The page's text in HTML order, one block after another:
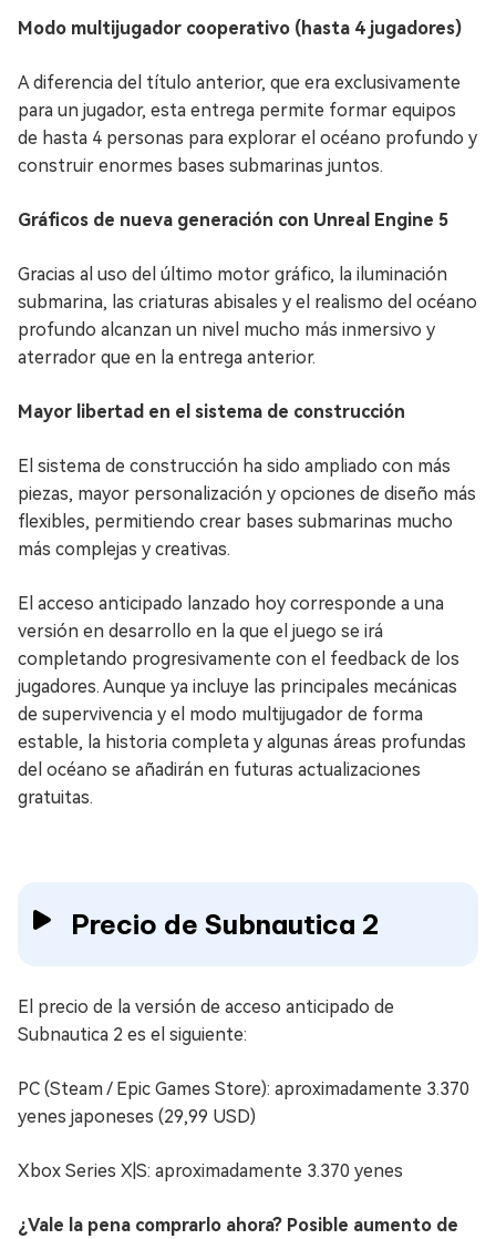
Modo multijugador cooperativo (hasta 4 jugadores)
A diferencia del título anterior, que era exclusivamente
para un jugador, esta entrega permite formar equipos
de hasta 4 personas para explorar el océano profundo y
construir enormes bases submarinas juntos.
Gráficos de nueva generación con Unreal Engine 5
Gracias al uso del último motor gráfico, la iluminación
submarina, las criaturas abisales y el realismo del océano
profundo alcanzan un nivel mucho más inmersivo y
aterrador que en la entrega anterior.
Mayor libertad en el sistema de construcción
El sistema de construcción ha sido ampliado con más
piezas, mayor personalización y opciones de diseño más
flexibles, permitiendo crear bases submarinas mucho
más complejas y creativas.
El acceso anticipado lanzado hoy corresponde a una
versión en desarrollo en la que el juego se irá
completando progresivamente con el feedback de los
jugadores. Aunque ya incluye las principales mecánicas
de supervivencia y el modo multijugador de forma
estable, la historia completa y algunas áreas profundas
del océano se añadirán en futuras actualizaciones
gratuitas.
Precio de Subnautica 2
El precio de la versión de acceso anticipado de
Subnautica 2 es el siguiente:
PC (Steam / Epic Games Store): aproximadamente 3.370
yenes japoneses (29,99 USD)
Xbox Series X|S: aproximadamente 3.370 yenes
¿Vale la pena comprarlo ahora? Posible aumento de